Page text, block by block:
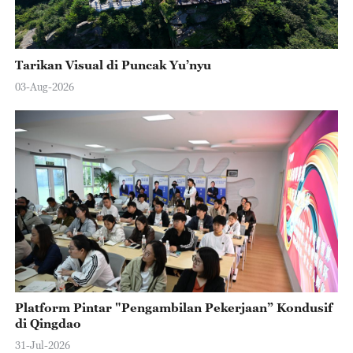
Tarikan Visual di Puncak Yu’nyu
03-Aug-2026
Platform Pintar "Pengambilan Pekerjaan” Kondusif
di Qingdao
31-Jul-2026